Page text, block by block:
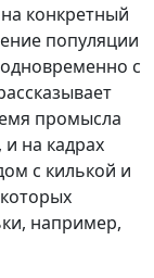
конкретный
популяции
с
промысла
на кадрах
с килькой и
например,